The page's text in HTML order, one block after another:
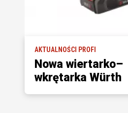
AKTUALNOŚCI PROFI
Nowa wiertarko–
wkrętarka Würth